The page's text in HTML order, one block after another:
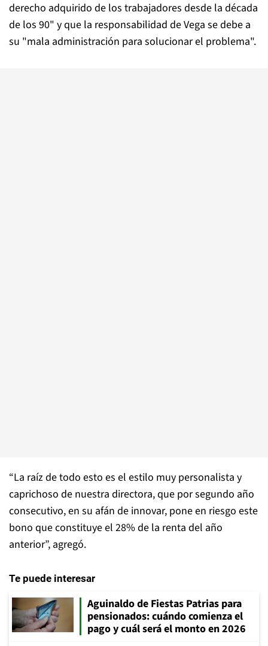
derecho adquirido de los trabajadores desde la década
de los 90" y que la responsabilidad de Vega se debe a
su "mala administración para solucionar el problema".
“La raíz de todo esto es el estilo muy personalista y
caprichoso de nuestra directora, que por segundo año
consecutivo, en su afán de innovar, pone en riesgo este
bono que constituye el 28% de la renta del año
anterior”, agregó.
Te puede interesar
Aguinaldo de Fiestas Patrias para
pensionados: cuándo comienza el
pago y cuál será el monto en 2026